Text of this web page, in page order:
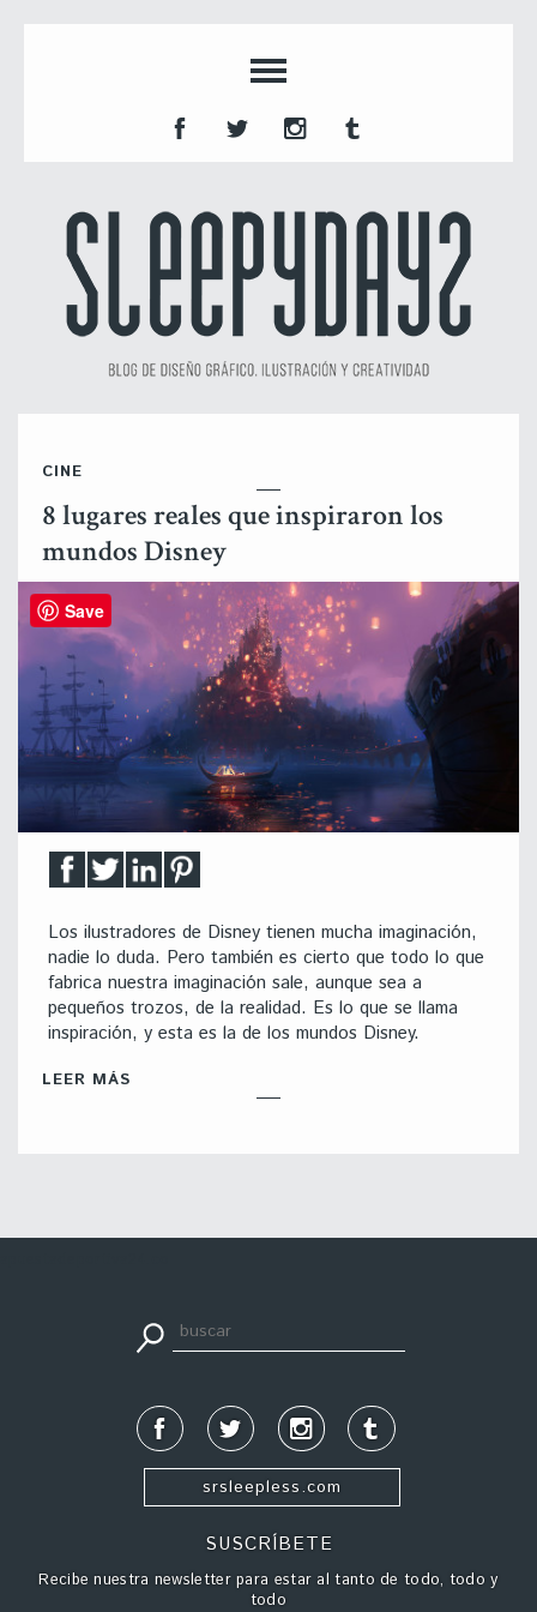
CINE
8 lugares reales que inspiraron los
mundos Disney
Los ilustradores de Disney tienen mucha imaginación,
nadie lo duda. Pero también es cierto que todo lo que
fabrica nuestra imaginación sale, aunque sea a
pequeños trozos, de la realidad. Es lo que se llama
inspiración, y esta es la de los mundos Disney.
LEER MÁS
srsleepless.com
SUSCRÍBETE
Recibe nuestra newsletter para estar al tanto de todo, todo y
todo
Save